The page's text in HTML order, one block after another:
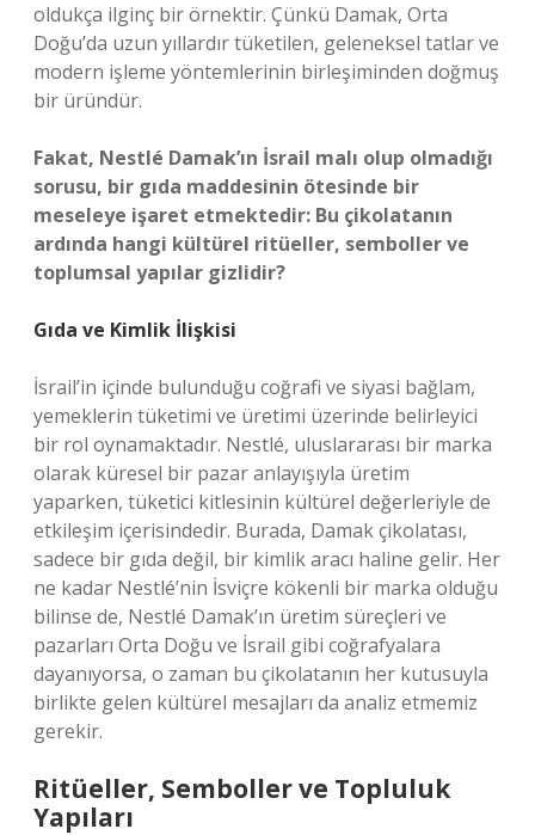
oldukça ilginç bir örnektir. Çünkü Damak, Orta
Doğu’da uzun yıllardır tüketilen, geleneksel tatlar ve
modern işleme yöntemlerinin birleşiminden doğmuş
bir üründür.
Fakat, Nestlé Damak’ın İsrail malı olup olmadığı
sorusu, bir gıda maddesinin ötesinde bir
meseleye işaret etmektedir: Bu çikolatanın
ardında hangi kültürel ritüeller, semboller ve
toplumsal yapılar gizlidir?
Gıda ve Kimlik İlişkisi
İsrail’in içinde bulunduğu coğrafi ve siyasi bağlam,
yemeklerin tüketimi ve üretimi üzerinde belirleyici
bir rol oynamaktadır. Nestlé, uluslararası bir marka
olarak küresel bir pazar anlayışıyla üretim
yaparken, tüketici kitlesinin kültürel değerleriyle de
etkileşim içerisindedir. Burada, Damak çikolatası,
sadece bir gıda değil, bir kimlik aracı haline gelir. Her
ne kadar Nestlé’nin İsviçre kökenli bir marka olduğu
bilinse de, Nestlé Damak’ın üretim süreçleri ve
pazarları Orta Doğu ve İsrail gibi coğrafyalara
dayanıyorsa, o zaman bu çikolatanın her kutusuyla
birlikte gelen kültürel mesajları da analiz etmemiz
gerekir.
Ritüeller, Semboller ve Topluluk
Yapıları